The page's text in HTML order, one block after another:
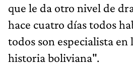
que le da otro nivel de
hace cuatro días todos
todos son especialista
historia boliviana".